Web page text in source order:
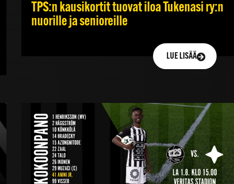
TPS:n kausikortit tuovat iloa Tukenasi ry:n
nuorille ja senioreille
LUE LISÄÄ